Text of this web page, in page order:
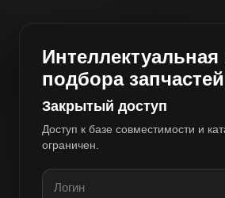
Интеллектуальная
подбора запчастей
Закрытый доступ
Доступ к базе совместимости и
ограничен.